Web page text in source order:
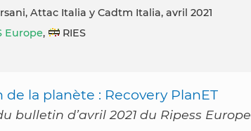
Attac Italia y Cadtm Italia, avril 2021
Europe, RIES
de la planète : Recovery PlanET
bulletin d’avril 2021 du Ripess Europe